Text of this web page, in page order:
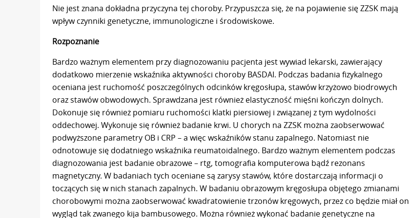
Nie jest znana dokładna przyczyna tej choroby. Przypuszcza się, że na pojawienie się ZZSK mają
wpływ czynniki genetyczne, immunologiczne i środowiskowe.
Rozpoznanie
Bardzo ważnym elementem przy diagnozowaniu pacjenta jest wywiad lekarski, zawierający
dodatkowo mierzenie wskaźnika aktywności choroby BASDAI. Podczas badania fizykalnego
oceniana jest ruchomość poszczególnych odcinków kręgosłupa, stawów krzyżowo biodrowych
oraz stawów obwodowych. Sprawdzana jest również elastyczność mięśni kończyn dolnych.
Dokonuje się również pomiaru ruchomości klatki piersiowej i związanej z tym wydolności
oddechowej. Wykonuje się również badanie krwi. U chorych na ZZSK można zaobserwować
podwyższone parametry OB i CRP – a więc wskaźników stanu zapalnego. Natomiast nie
odnotowuje się dodatniego wskaźnika reumatoidalnego. Bardzo ważnym elementem podczas
diagnozowania jest badanie obrazowe – rtg, tomografia komputerowa bądź rezonans
magnetyczny. W badaniach tych oceniane są zarysy stawów, które dostarczają informacji o
toczących się w nich stanach zapalnych. W badaniu obrazowym kręgosłupa objętego zmianami
chorobowymi można zaobserwować kwadratowienie trzonów kręgowych, przez co będzie miał on
wygląd tak zwanego kija bambusowego. Można również wykonać badanie genetyczne na